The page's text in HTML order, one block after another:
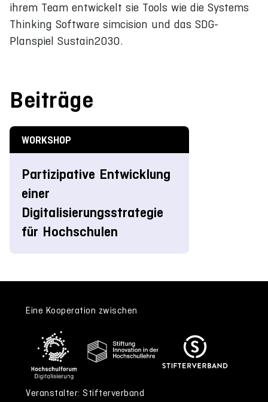
ihrem Team entwickelt sie Tools wie die Systems
Thinking Software simcision und das SDG-
Planspiel Sustain2030.
Beiträge
WORKSHOP
Partizipative Entwicklung
einer
Digitalisierungsstrategie
für Hochschulen
Eine Kooperation zwischen
Veranstalter: Stifterverband